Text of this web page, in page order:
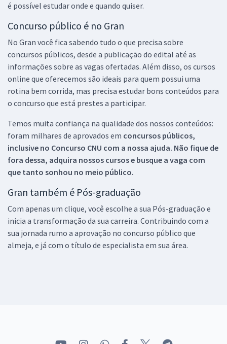
é possível estudar onde e quando quiser.
Concurso público é no Gran
No Gran você fica sabendo tudo o que precisa sobre
concursos públicos, desde a publicação do edital até as
informações sobre as vagas ofertadas. Além disso, os cursos
online que oferecemos são ideais para quem possui uma
rotina bem corrida, mas precisa estudar bons conteúdos para
o concurso que está prestes a participar.
Temos muita confiança na qualidade dos nossos conteúdos:
foram milhares de aprovados em concursos públicos,
inclusive no Concurso CNU com a nossa ajuda. Não fique de
fora dessa, adquira nossos cursos e busque a vaga com
que tanto sonhou no meio público.
Gran também é Pós-graduação
Com apenas um clique, você escolhe a sua Pós-graduação e
inicia a transformação da sua carreira. Contribuindo com a
sua jornada rumo a aprovação no concurso público que
almeja, e já com o título de especialista em sua área.